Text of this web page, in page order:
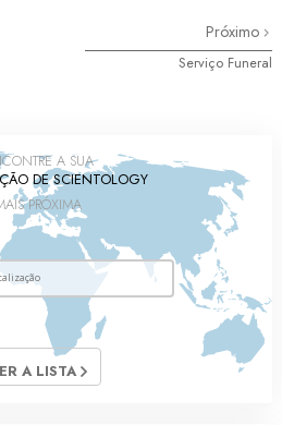
Próximo
Serviço Funeral
A SUA
DE SCIENTOLOGY
PRÓXIMA
A LISTA